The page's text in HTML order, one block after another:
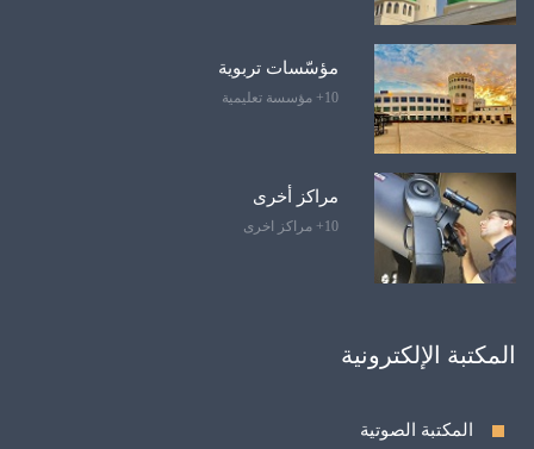
مؤسّسات تربوية
10+ مؤسسة تعليمية
مراكز أخرى
10+ مراكز اخرى
المكتبة الإلكترونية
المكتبة الصوتية